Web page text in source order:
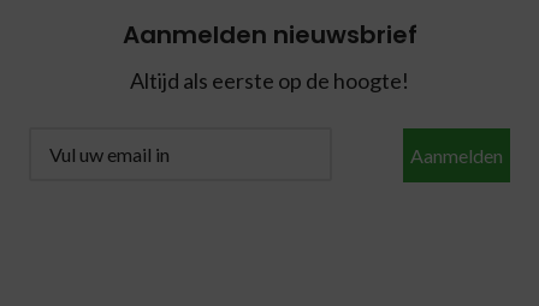
Aanmelden nieuwsbrief
Altijd als eerste op de hoogte!
Aanmelden